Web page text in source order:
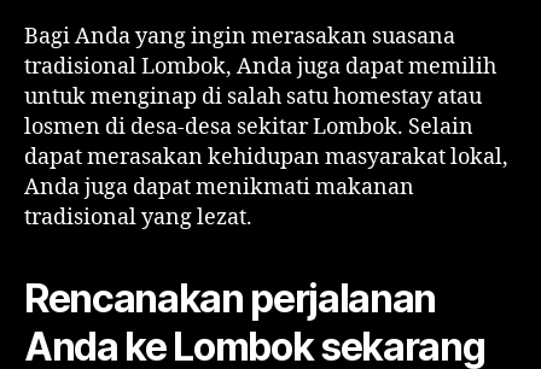
Bagi Anda yang ingin merasakan suasana
tradisional Lombok, Anda juga dapat memilih
untuk menginap di salah satu homestay atau
losmen di desa-desa sekitar Lombok. Selain
dapat merasakan kehidupan masyarakat lokal,
Anda juga dapat menikmati makanan
tradisional yang lezat.
Rencanakan perjalanan
Anda ke Lombok sekarang